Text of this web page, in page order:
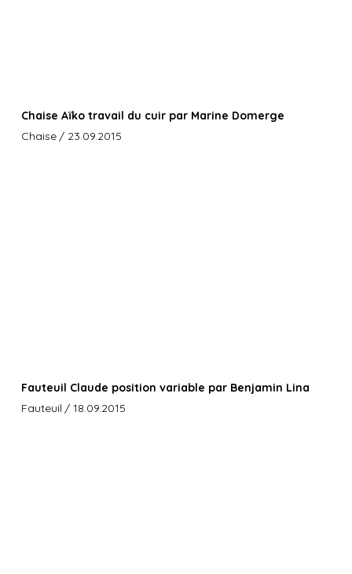
Chaise Aïko travail du cuir par Marine Domerge
Chaise / 23.09.2015
Fauteuil Claude position variable par Benjamin Lina
Fauteuil / 18.09.2015